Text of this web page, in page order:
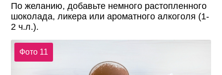
По желанию, добавьте немного растопленного
шоколада, ликера или ароматного алкоголя (1-
2 ч.л.).
Фото 11